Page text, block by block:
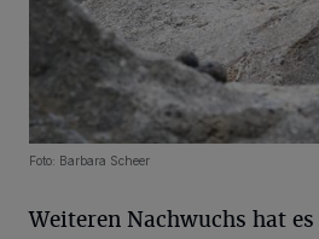
Foto: Barbara Scheer
Weiteren Nachwuchs hat